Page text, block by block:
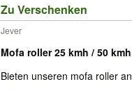
Zu Verschenken
Jever
Mofa roller 25 kmh / 50 kmh
Bieten unseren mofa roller an